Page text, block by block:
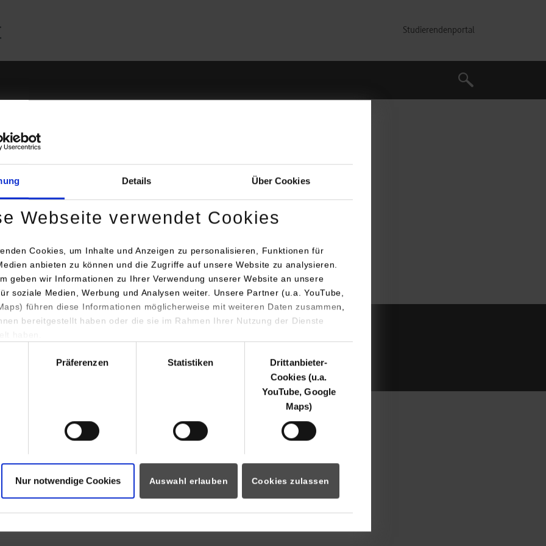
Details Über Cookies
Webseite verwendet Cookies
Cookies, um Inhalte und Anzeigen zu personalisieren, Funktionen für
anbieten zu können und die Zugriffe auf unsere Website zu analysieren.
geben wir Informationen zu Ihrer Verwendung unserer Website an unsere
soziale Medien, Werbung und Analysen weiter. Unsere Partner (u.a. YouTube,
führen diese Informationen möglicherweise mit weiteren Daten zusammen,
bereitgestellt haben oder die sie im Rahmen Ihrer Nutzung der Dienste
Präferenzen Statistiken
Drittanbieter-
Cookies (u.a.
YouTube, Google
Maps)
Nur notwendige Cookies Auswahl erlauben Cookies zulassen
Studierendenportal
Suche
Suche
ZfKI der DHBW Stuttgart mit Campus Horb sucht die besten
im Bereich Künstliche Intelligenz.
Jetzt für den ZfKI Bachelor Preis bewerben!